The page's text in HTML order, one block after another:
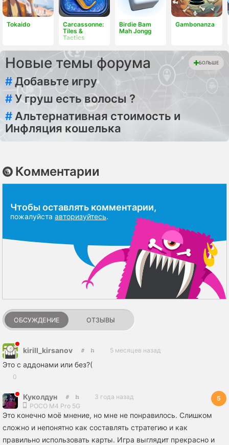
Tokaido
Carcassonne:
Tiles &
Tactics
Birdie Bam
Mah Jongg
Gambonanza
Новые темы форума БОЛЬШЕ
#Добавьте игру
#У груш есть волосы ?
# Альтернативная стоимость и
Инфляция кошелька
Комментарии
Чтобы оставлять комментарии,
пожалуйста авторизуйтесь.
ОБСУЖДЕНИЕ ОТЗЫВЫ
kirill_kirsanov 5 месяцев назад
Это с аддонами или без?(
0
Куколдун
3 года назад
POCO M4 Pro 5G
5
Это конечно моё мнение, но мне не понравилось. Слишком
сложно и непонятно как составлять стратегию и как
правильно использовать карты. Игра выглядит прекрасно и